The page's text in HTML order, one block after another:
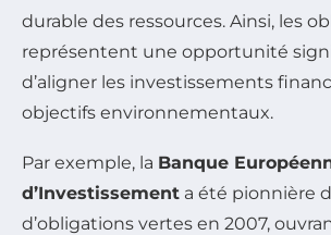
durable des ressources. Ainsi, les
représentent une opportunité
d’aligner les investissements
objectifs environnementaux.
Par exemple, la Banque
d’Investissement a été pionnière
d’obligations vertes en 2007,